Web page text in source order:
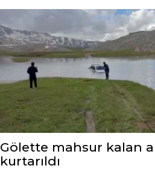
Gölette mahsur kalan
kurtarıldı